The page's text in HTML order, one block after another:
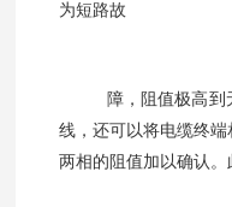
为短路故
障，阻值极高
线，还可以将电缆终
两相的阻值加以确认。